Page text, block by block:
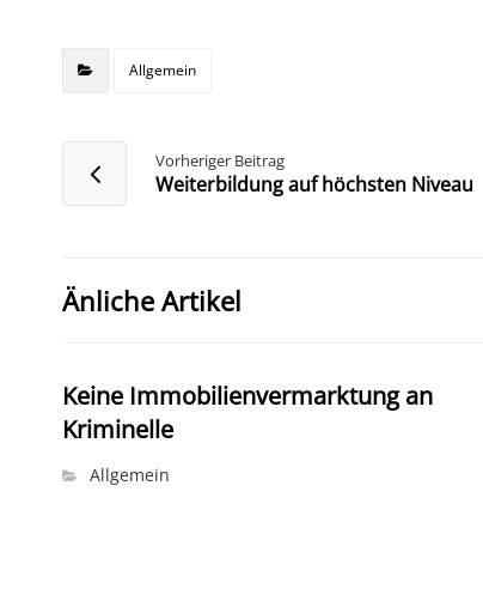
Allgemein
Vorheriger Beitrag
Weiterbildung auf höchsten Niveau
Änliche Artikel
Keine Immobilienvermarktung an
Kriminelle
Allgemein